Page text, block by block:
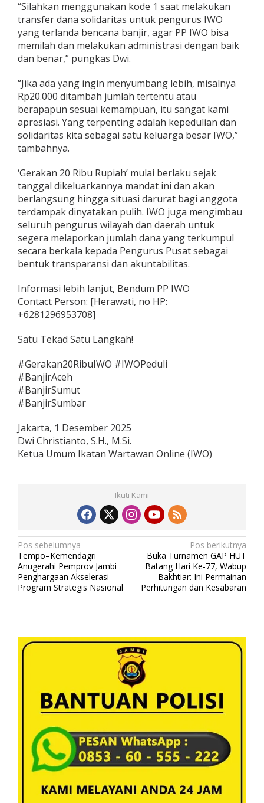
“Silahkan menggunakan kode 1 saat melakukan
transfer dana solidaritas untuk pengurus IWO
yang terlanda bencana banjir, agar PP IWO bisa
memilah dan melakukan administrasi dengan baik
dan benar,” pungkas Dwi.
“Jika ada yang ingin menyumbang lebih, misalnya
Rp20.000 ditambah jumlah tertentu atau
berapapun sesuai kemampuan, itu sangat kami
apresiasi. Yang terpenting adalah kepedulian dan
solidaritas kita sebagai satu keluarga besar IWO,”
tambahnya.
‘Gerakan 20 Ribu Rupiah’ mulai berlaku sejak
tanggal dikeluarkannya mandat ini dan akan
berlangsung hingga situasi darurat bagi anggota
terdampak dinyatakan pulih. IWO juga mengimbau
seluruh pengurus wilayah dan daerah untuk
segera melaporkan jumlah dana yang terkumpul
secara berkala kepada Pengurus Pusat sebagai
bentuk transparansi dan akuntabilitas.
Informasi lebih lanjut, Bendum PP IWO
Contact Person: [Herawati, no HP:
+6281296953708]
Satu Tekad Satu Langkah!
#Gerakan20RibuIWO #IWOPeduli
#BanjirAceh
#BanjirSumut
#BanjirSumbar
Jakarta, 1 Desember 2025
Dwi Christianto, S.H., M.Si.
Ketua Umum Ikatan Wartawan Online (IWO)
Ikuti Kami
N
a
v
s
Pos sebelumnya
Tempo–Kemendagri
Anugerahi Pemprov Jambi
Penghargaan Akselerasi
Program Strategis Nasional
Pos berikutnya
Buka Turnamen GAP HUT
Batang Hari Ke-77, Wabup
Bakhtiar: Ini Permainan
Perhitungan dan Kesabaran